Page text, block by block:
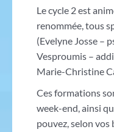
Le cycle 2 est
renommée, tous
(Evelyne Josse –
Vesproumis –
Marie-Christine
Ces formations
week-end, ainsi
pouvez, selon vos